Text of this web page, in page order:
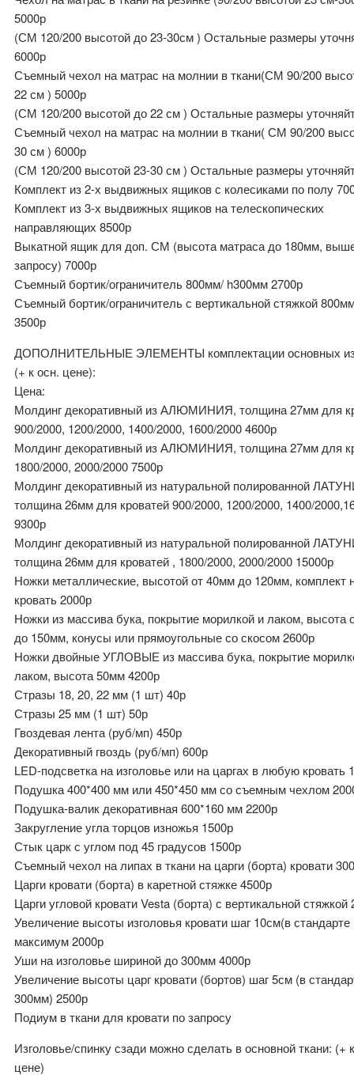
5000р
(СМ 120/200 высотой до 23-30см ) Остальные размеры
6000р
Съемный чехол на матрас на молнии в ткани(СМ 90/200
22 см ) 5000р
(СМ 120/200 высотой до 22 см ) Остальные размеры
Съемный чехол на матрас на молнии в ткани( СМ 90/200
30 см ) 6000р
(СМ 120/200 высотой 23-30 см ) Остальные размеры
Комплект из 2-х выдвижных ящиков с колесиками по полу
Комплект из 3-х выдвижных ящиков на телескопических
направляющих 8500р
Выкатной ящик для доп. СМ (высота матраса до 180мм,
запросу) 7000р
Съемный бортик/ограничитель 800мм/ h300мм 2700р
Съемный бортик/ограничитель с вертикальной стяжкой
3500р
ДОПОЛНИТЕЛЬНЫЕ ЭЛЕМЕНТЫ комплектации основных
(+ к осн. цене):
Цена:
Молдинг декоративный из АЛЮМИНИЯ, толщина 27мм для
900/2000, 1200/2000, 1400/2000, 1600/2000 4600р
Молдинг декоративный из АЛЮМИНИЯ, толщина 27мм для
1800/2000, 2000/2000 7500р
Молдинг декоративный из натуральной полированной
толщина 26мм для кроватей 900/2000, 1200/2000, 1400/
9300р
Молдинг декоративный из натуральной полированной
толщина 26мм для кроватей , 1800/2000, 2000/2000 15000р
Ножки металлические, высотой от 40мм до 120мм, комплект
кровать 2000р
Ножки из массива бука, покрытие морилкой и лаком, высота
до 150мм, конусы или прямоугольные со скосом 2600р
Ножки двойные УГЛОВЫЕ из массива бука, покрытие
лаком, высота 50мм 4200р
Стразы 18, 20, 22 мм (1 шт) 40р
Стразы 25 мм (1 шт) 50р
Гвоздевая лента (руб/мп) 450р
Декоративный гвоздь (руб/мп) 600р
LED-подсветка на изголовье или на царгах в любую кровать
Подушка 400*400 мм или 450*450 мм со съемным чехлом
Подушка-валик декоративная 600*160 мм 2200р
Закругление угла торцов изножья 1500р
Стык царк с углом под 45 градусов 1500р
Съемный чехол на липах в ткани на царги (борта) кровати
Царги кровати (борта) в каретной стяжке 4500р
Царги угловой кровати Vesta (борта) с вертикальной стяжкой
Увеличение высоты изголовья кровати шаг 10см(в
максимум 2000р
Уши на изголовье шириной до 300мм 4000р
Увеличение высоты царг кровати (бортов) шаг 5см (в
300мм) 2500р
Подиум в ткани для кровати по запросу
Изголовье/спинку сзади можно сделать в основной ткани: (+
цене)